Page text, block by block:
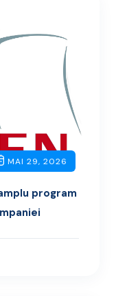
MAI 29, 2026
program